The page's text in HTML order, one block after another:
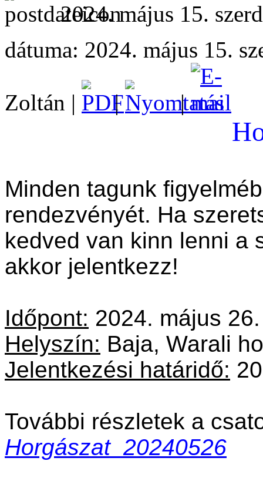
2024. május 15.
dátuma: 2024. május 15.
Zoltán | | |
Minden tagunk
rendezvényét. Ha
kedved van kinn lenni a
akkor jelentkezz!
Időpont: 2024. május
Helyszín: Baja, Warali
Jelentkezési határidő:
További részletek a
Horgászat_20240526